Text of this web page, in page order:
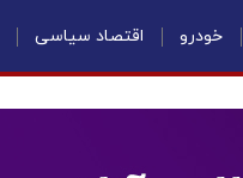
خودرو اقتصاد سیاسی